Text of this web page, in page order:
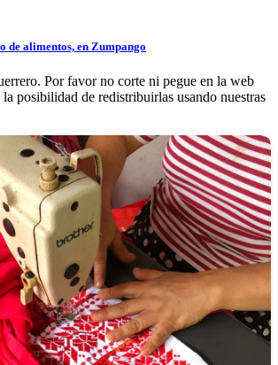
de alimentos, en Zumpango
Por favor no corte ni pegue en la web
la posibilidad de redistribuirlas usando nuestras